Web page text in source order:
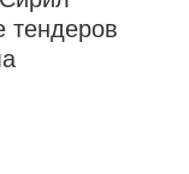
тендеров